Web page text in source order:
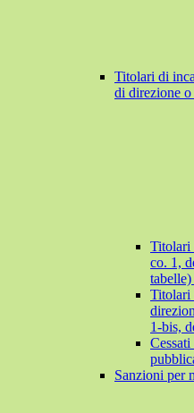
Titolari di
di direzione
Titolari
co. 1,
tabelle)
Titolari
1-bis,
Sanzioni per